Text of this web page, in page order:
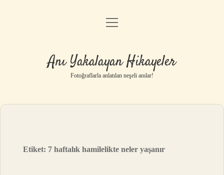
Anasayfa
Yasal Uyarı
menüyü
Anı Yakalayan Hikayeler
Fotoğraflarla anlatılan neşeli anılar!
Etiket: 7 haftalık hamilelikte neler yaşanır